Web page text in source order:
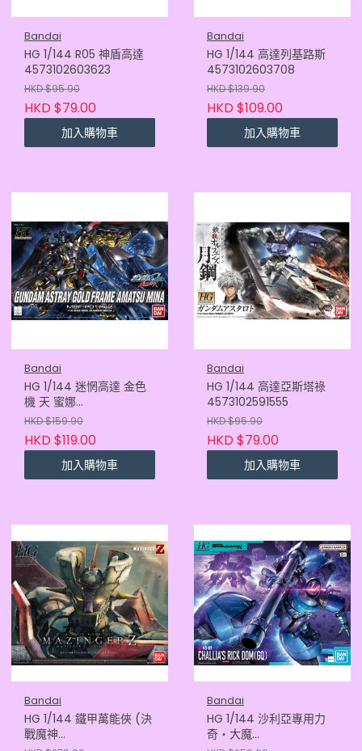
Bandai
HG 1/144 R05 神盾高達
4573102603623
HKD $95.90
HKD $79.00
加入購物車
Bandai
HG 1/144 高達列基路斯
4573102603708
HKD $139.90
HKD $109.00
加入購物車
Bandai
HG 1/144 迷惘高達 金色
機 天 蜜娜
4573102575913
HKD $159.90
HKD $119.00
加入購物車
Bandai
HG 1/144 高達亞斯塔祿
4573102591555
HKD $95.90
HKD $79.00
加入購物車
Bandai
HG 1/144 鐵甲萬能俠 (決
戰魔神
Bandai
HG 1/144 沙利亞專用力
奇・大魔